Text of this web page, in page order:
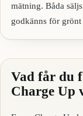
mätning. Båda
godkänns för grönt
Vad får du
Charge Up